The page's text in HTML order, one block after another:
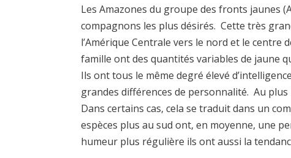
Les Amazones du groupe des fronts jaunes
compagnons les plus désirés. Cette très
l’Amérique Centrale vers le nord et le centre
famille ont des quantités variables de jaune
Ils ont tous le même degré élevé
grandes différences de personnalité. Au
Dans certains cas, cela se traduit dans un
espèces plus au sud ont, en moyenne, une
humeur plus régulière ils ont aussi la